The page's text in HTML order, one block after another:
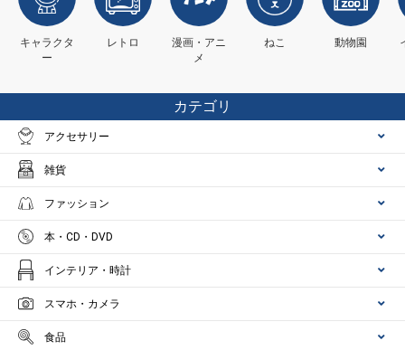
キャラクタ
ー
レトロ
漫画・アニ
メ
ねこ 動物園
カテゴリ
アクセサリー
雑貨
ファッション
本・CD・DVD
インテリア・時計
スマホ・カメラ
食品